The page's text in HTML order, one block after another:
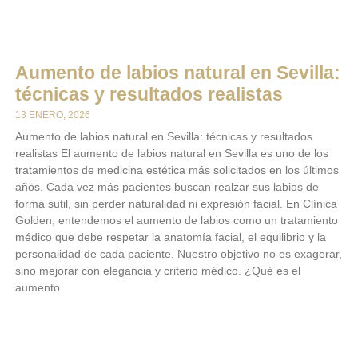
Aumento de labios natural en Sevilla:
técnicas y resultados realistas
13 ENERO, 2026
Aumento de labios natural en Sevilla: técnicas y resultados
realistas El aumento de labios natural en Sevilla es uno de los
tratamientos de medicina estética más solicitados en los últimos
años. Cada vez más pacientes buscan realzar sus labios de
forma sutil, sin perder naturalidad ni expresión facial. En Clínica
Golden, entendemos el aumento de labios como un tratamiento
médico que debe respetar la anatomía facial, el equilibrio y la
personalidad de cada paciente. Nuestro objetivo no es exagerar,
sino mejorar con elegancia y criterio médico. ¿Qué es el
aumento